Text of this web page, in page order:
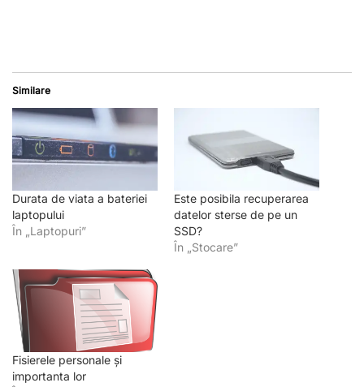
Similare
Durata de viata a bateriei
laptopului
În „Laptopuri”
Este posibila recuperarea
datelor sterse de pe un
SSD?
În „Stocare”
Fisierele personale și
importanta lor